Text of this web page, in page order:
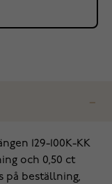
129-100K-KK
och 0,50 ct
på beställning,